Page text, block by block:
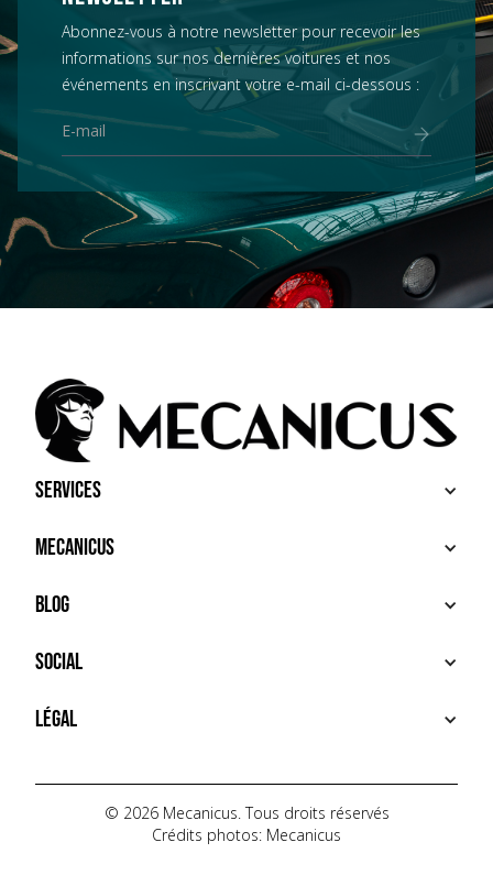
Abonnez-vous à notre newsletter pour recevoir les
informations sur nos dernières voitures et nos
événements en inscrivant votre e-mail ci-dessous :
Services
ACHETER
VENDRE
SERVICES PREMIUM
Mecanicus
À PROPOS
HOUSE MECANICUS
CONTACT
Blog
NEWS
VIDÉOS
AUTOPÉDIA
Social
INSTAGRAM
TIKTOK
YOUTUBE
Légal
POLITIQUE DE CONFIDENTIALITÉ
© 2026 Mecanicus. Tous droits réservés
Crédits photos: Mecanicus